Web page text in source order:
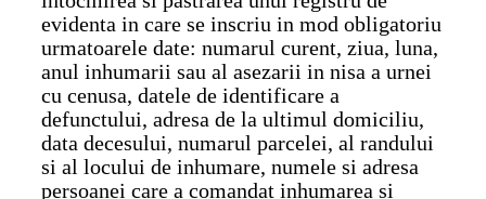
evidenta in care se inscriu in mod obligatoriu
urmatoarele date: numarul curent, ziua, luna,
anul inhumarii sau al asezarii in nisa a urnei
cu cenusa, datele de identificare a
defunctului, adresa de la ultimul domiciliu,
data decesului, numarul parcelei, al randului
si al locului de inhumare, numele si adresa
persoanei care a comandat inhumarea si